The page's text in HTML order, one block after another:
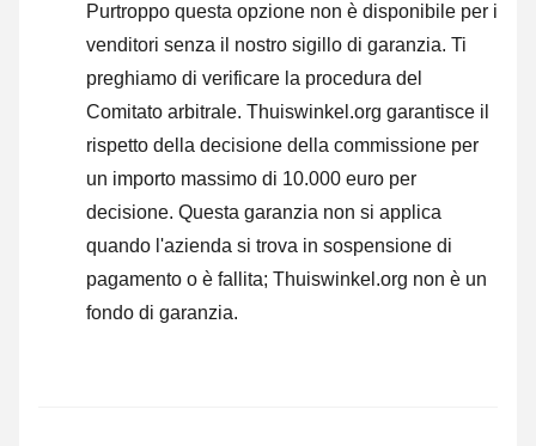
Purtroppo questa opzione non è disponibile per i
venditori senza il nostro sigillo di garanzia. Ti
preghiamo di verificare la procedura del
Comitato arbitrale. Thuiswinkel.org garantisce il
rispetto della decisione della commissione per
un importo massimo di 10.000 euro per
decisione. Questa garanzia non si applica
quando l'azienda si trova in sospensione di
pagamento o è fallita; Thuiswinkel.org non è un
fondo di garanzia.